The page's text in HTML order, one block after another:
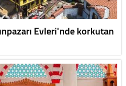
Evleri'nde korkutan